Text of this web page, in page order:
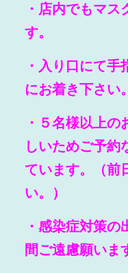
・店内でもマス
す。
・入り口にて
にお着き下さい。
・ ５名様以上の
しいためご予約
ています。（前
い。）
・感染症対策の
間ご遠慮願いま